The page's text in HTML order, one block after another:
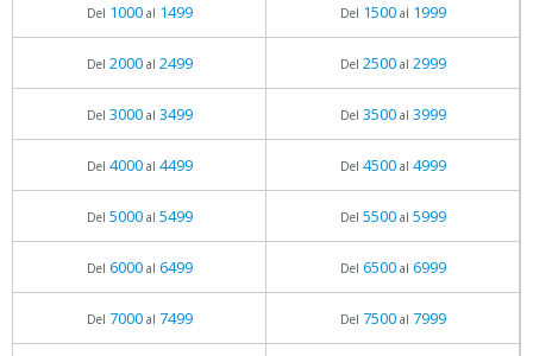
Del 1000al 1499 Del 1500al 1999
Del 2000al 2499 Del 2500al 2999
Del 3000al 3499 Del 3500al 3999
Del 4000al 4499 Del 4500al 4999
Del 5000al 5499 Del 5500al 5999
Del 6000al 6499 Del 6500al 6999
Del 7000al 7499 Del 7500al 7999